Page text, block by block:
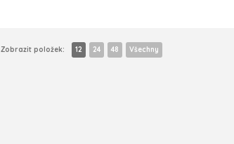
Zobrazit položek: 12 24 48 Všechny